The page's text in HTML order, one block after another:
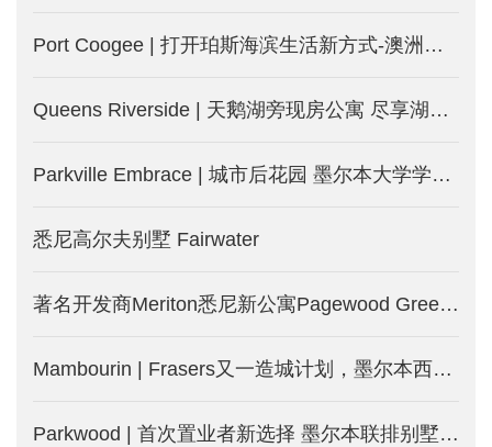
Port Coogee | 打开珀斯海滨生活新方式-澳洲珀斯新楼盘
Queens Riverside | 天鹅湖旁现房公寓 尽享湖边度假式生活-澳洲珀斯新楼盘
Parkville Embrace | 城市后花园 墨尔本大学学区房 投资自住两相宜
悉尼高尔夫别墅 Fairwater
著名开发商Meriton悉尼新公寓Pagewood Green，2.5公里即达NSW大学
Mambourin | Frasers又一造城计划，墨尔本西区土地房屋套餐，等你来-墨尔本新房产出售
Parkwood | 首次置业者新选择 墨尔本联排别墅火热发售-墨尔本新楼盘